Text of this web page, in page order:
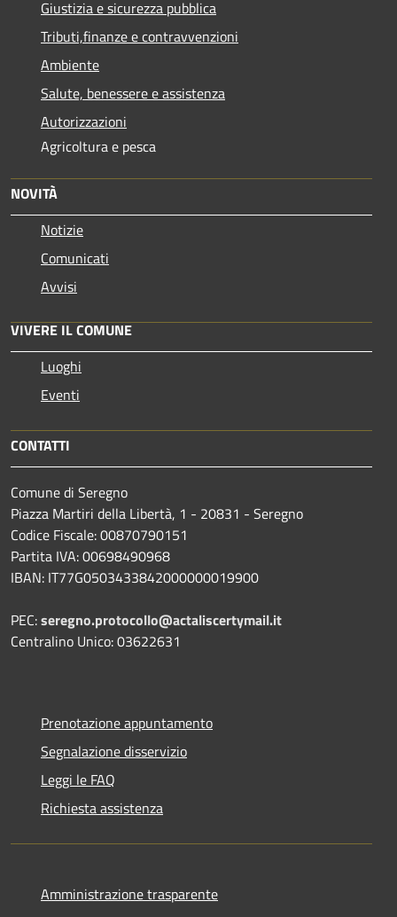
Giustizia e sicurezza pubblica
Tributi,finanze e contravvenzioni
Ambiente
Salute, benessere e assistenza
Autorizzazioni
Agricoltura e pesca
NOVITÀ
Notizie
Comunicati
Avvisi
VIVERE IL COMUNE
Luoghi
Eventi
CONTATTI
Comune di Seregno
Piazza Martiri della Libertà, 1 - 20831 - Seregno
Codice Fiscale: 00870790151
Partita IVA: 00698490968
IBAN: IT77G0503433842000000019900
PEC:seregno.protocollo@actaliscertymail.it
Centralino Unico: 03622631
Prenotazione appuntamento
Segnalazione disservizio
Leggi le FAQ
Richiesta assistenza
Amministrazione trasparente